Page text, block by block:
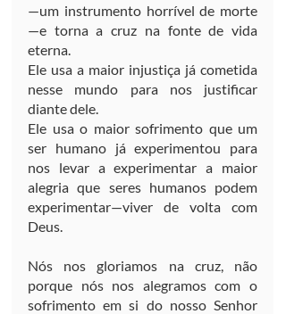
—um instrumento horrível de morte
—e torna a cruz na fonte de vida
eterna.
Ele usa a maior injustiça já cometida
nesse mundo para nos justificar
diante dele.
Ele usa o maior sofrimento que um
ser humano já experimentou para
nos levar a experimentar a maior
alegria que seres humanos podem
experimentar—viver de volta com
Deus.
Nós nos gloriamos na cruz, não
porque nós nos alegramos com o
sofrimento em si do nosso Senhor